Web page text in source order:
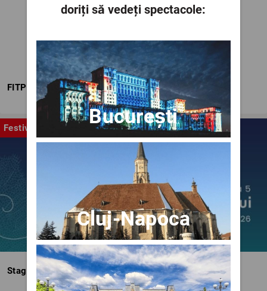
FITPTI
Festival
Stagiunea Estivală a Artelor Spectacolului
doriți să vedeți spectacole:
București
Cluj-Napoca